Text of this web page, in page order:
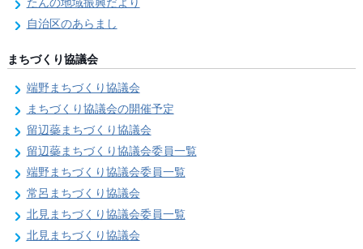
自治区のあらまし
まちづくり協議会
端野まちづくり協議会
まちづくり協議会の開催予定
留辺蘂まちづくり協議会
留辺蘂まちづくり協議会委員一覧
端野まちづくり協議会委員一覧
常呂まちづくり協議会
北見まちづくり協議会委員一覧
北見まちづくり協議会